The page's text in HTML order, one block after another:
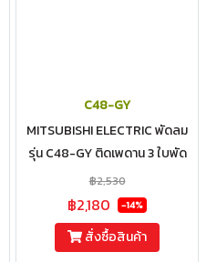
C48-GY
MITSUBISHI ELECTRIC พัดลม
รุ่น C48-GY ติดเพดาน 3 ใบพัด
ขนาด 48 นิ้ว
฿2,530
฿2,180 -14%
สั่งซื้อสินค้า